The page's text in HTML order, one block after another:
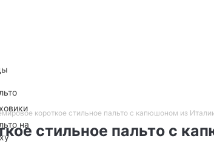
на
короткое стильное пальто с капюшоном из
стильное пальто с